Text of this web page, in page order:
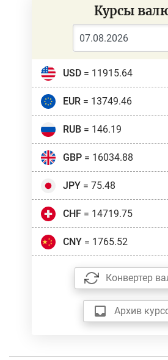
Курсы
USD= 11915.64
EUR= 13749.46
RUB= 146.19
GBP= 16034.88
JPY= 75.48
CHF= 14719.75
CNY= 1765.52
Конвертер
Архив